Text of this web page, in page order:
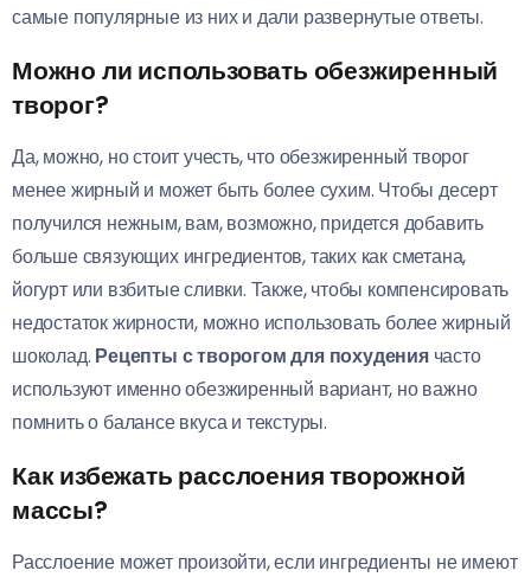
самые популярные из них и дали развернутые ответы.
Можно ли использовать обезжиренный
творог?
Да, можно, но стоит учесть, что обезжиренный творог
менее жирный и может быть более сухим. Чтобы десерт
получился нежным, вам, возможно, придется добавить
больше связующих ингредиентов, таких как сметана,
йогурт или взбитые сливки. Также, чтобы компенсировать
недостаток жирности, можно использовать более жирный
шоколад. Рецепты с творогом для похудениячасто
используют именно обезжиренный вариант, но важно
помнить о балансе вкуса и текстуры.
Как избежать расслоения творожной
массы?
Расслоение может произойти, если ингредиенты не имеют